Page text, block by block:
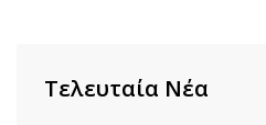
Τελευταία Νέα